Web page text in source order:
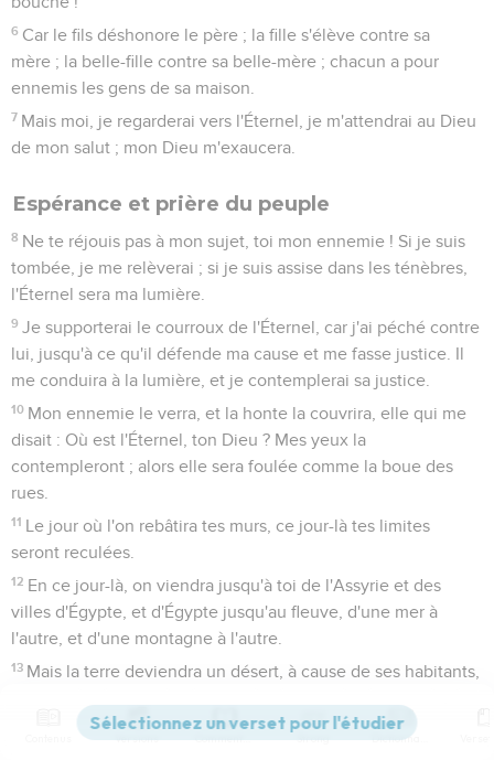
6 Car le fils déshonore le père ; la fille s'élève contre sa
mère ; la belle-fille contre sa belle-mère ; chacun a pour
ennemis les gens de sa maison.
7 Mais moi, je regarderai vers l'Éternel, je m'attendrai au Dieu
de mon salut ; mon Dieu m'exaucera.
Espérance et prière du peuple
8 Ne te réjouis pas à mon sujet, toi mon ennemie ! Si je suis
tombée, je me relèverai ; si je suis assise dans les ténèbres,
l'Éternel sera ma lumière.
9 Je supporterai le courroux de l'Éternel, car j'ai péché contre
lui, jusqu'à ce qu'il défende ma cause et me fasse justice. Il
me conduira à la lumière, et je contemplerai sa justice.
10 Mon ennemie le verra, et la honte la couvrira, elle qui me
disait : Où est l'Éternel, ton Dieu ? Mes yeux la
contempleront ; alors elle sera foulée comme la boue des
rues.
11 Le jour où l'on rebâtira tes murs, ce jour-là tes limites
seront reculées.
12 En ce jour-là, on viendra jusqu'à toi de l'Assyrie et des
villes d'Égypte, et d'Égypte jusqu'au fleuve, d'une mer à
l'autre, et d'une montagne à l'autre.
13 Mais la terre deviendra un désert, à cause de ses habitants,
Pais ton peuple avec ta houlette, le troupeau de ton
Versions Commentaires Strong